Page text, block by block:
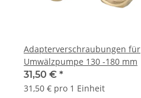
Adapterverschraubungen für
Umwälzpumpe 130 -180 mm
31,50 € *
31,50 € pro 1 Einheit